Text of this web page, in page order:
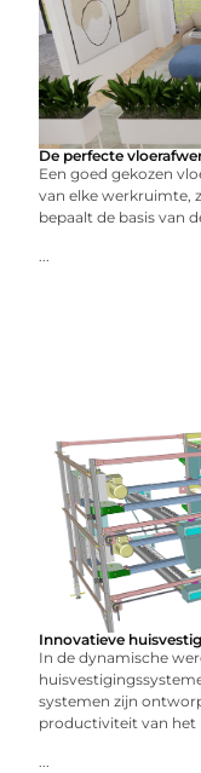
De perfecte
Een goed gekozen
van elke werkruimte,
bepaalt de basis van
...
Innovatieve
In de dynamische
systemen zijn
productiviteit van het
...